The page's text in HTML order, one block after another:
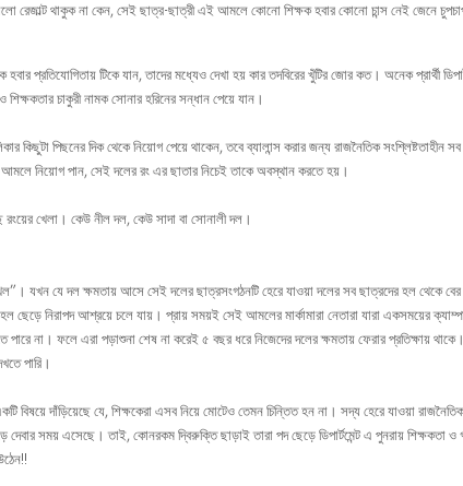
রেজাল্ট থাকুক না কেন, সেই ছাত্র-ছাত্রী এই আমলে কোনো শিক্ষক হবার কোনো চান্স নেই জেনে চুপচাপ
প্রতিযোগিতায় টিকে যান, তাদের মধ্যেও দেখা হয় কার তদবিরের খুঁটির জোর কত। অনেক প্রার্থী
শিক্ষকতার চাকুরী নামক সোনার হরিনের সন্ধান পেয়ে যান।
কিছুটা পিছনের দিক থেকে নিয়োগ পেয়ে থাকেন, তবে ব্যালান্স করার জন্য রাজনৈতিক সংশ্লিষ্টতাহীন সব
আমলে নিয়োগ পান, সেই দলের রং এর ছাতার নিচেই তাকে অবস্থান করতে হয়।
রংয়ের খেলা। কেউ নীল দল, কেউ সাদা বা সোনালী দল।
যখন যে দল ক্ষমতায় আসে সেই দলের ছাত্রসংগঠনটি হেরে যাওয়া দলের সব ছাত্রদের হল থেকে বের
নিরাপদ আশ্রয়ে চলে যায়। প্রায় সময়ই সেই আমলের মার্কামারা নেতারা যারা একসময়ের
না। ফলে এরা পড়াশুনা শেষ না করেই ৫ বছর ধরে নিজেদের দলের ক্ষমতায় ফেরার প্রতিক্ষায়
পারি।
দাঁড়িয়েছে যে, শিক্ষকেরা এসব নিয়ে মোটেও তেমন চিন্তিত হন না। সদ্য হেরে যাওয়া
দেবার সময় এসেছে। তাই, কোনরকম দ্বিরুক্তি ছাড়াই তারা পদ ছেড়ে ডিপার্টমেন্ট এ পুনরায় শিক্ষকতা